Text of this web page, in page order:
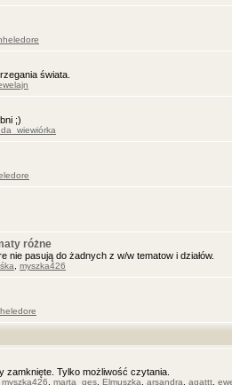
świata.
;)
różne
nie pasują do żadnych z w/w tematow i działów.
myszka426
zamknięte. Tylko możliwość czytania.
myszka426 marta_ges Elmuszka arsandra agattt